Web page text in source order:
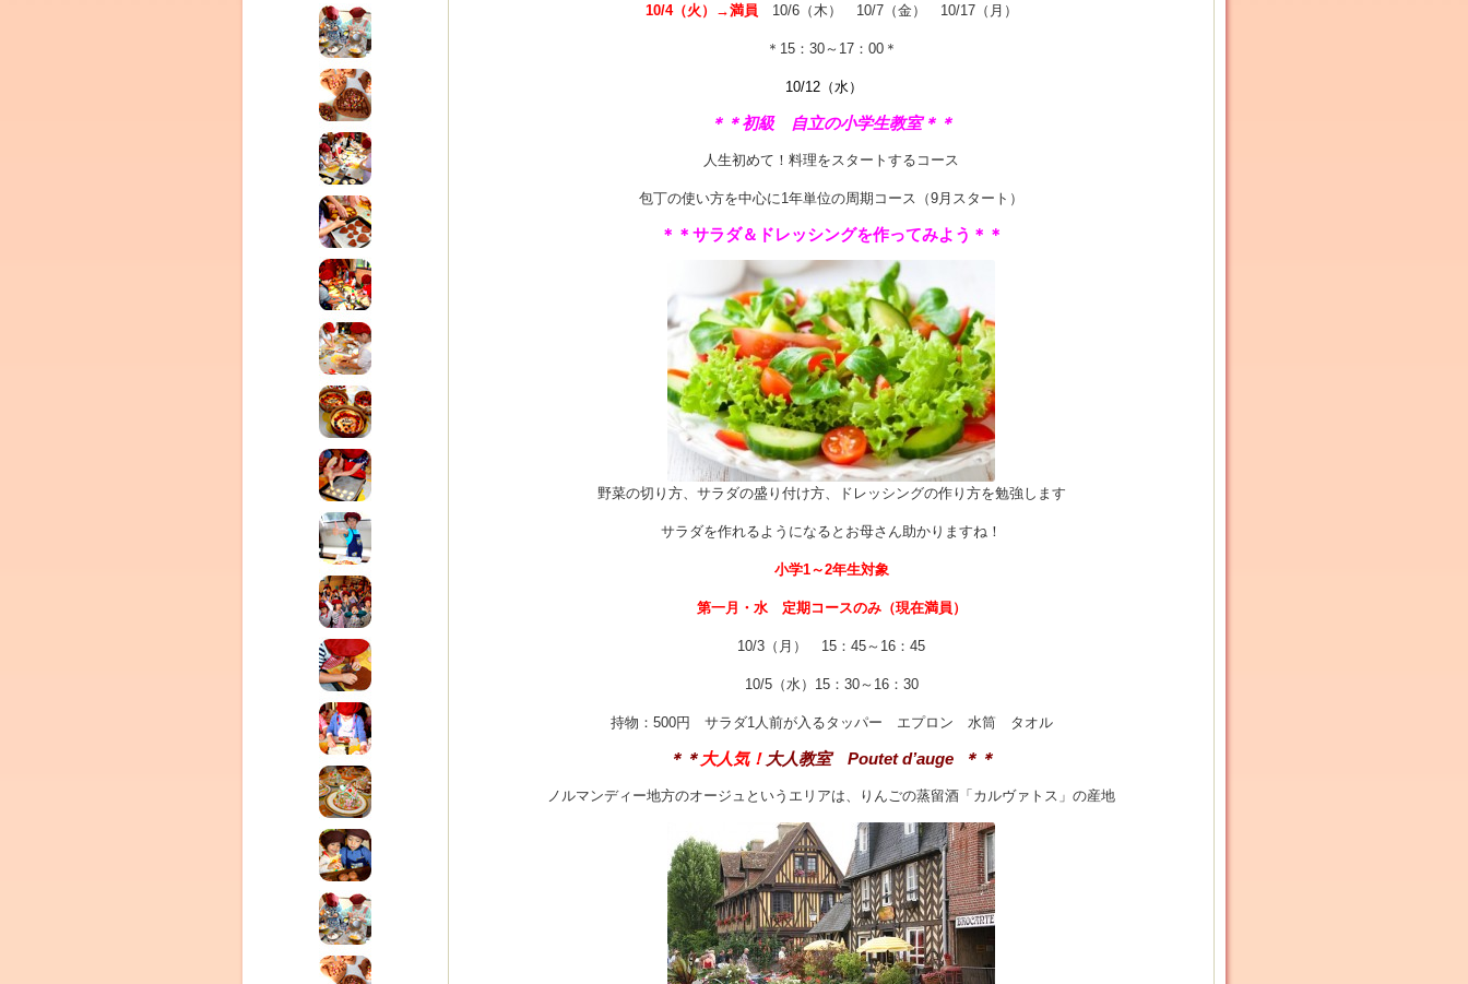
10/4（火）→満員 10/6（木） 10/7（金） 10/17（月）
＊15：30～17：00＊
10/12（水）
＊＊初級 自立の小学生教室＊＊
人生初めて！料理をスタートするコース
包丁の使い方を中心に1年単位の周期コース（9月スタート）
＊＊サラダ＆ドレッシングを作ってみよう＊＊
野菜の切り方、サラダの盛り付け方、ドレッシングの作り方を勉強します
サラダを作れるようになるとお母さん助かりますね！
小学1～2年生対象
第一月・水 定期コースのみ（現在満員）
10/3（月） 15：45～16：45
10/5（水）15：30～16：30
持物：500円 サラダ1人前が入るタッパー エプロン 水筒 タオル
＊＊ 大人気！ 大人教室 Poutet d’auge ＊＊
ノルマンディー地方のオージュというエリアは、りんごの蒸留酒「カルヴァトス」の産地